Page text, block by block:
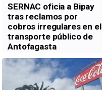
SERNAC oficia a Bipay
tras reclamos por
cobros irregulares en el
transporte público de
Antofagasta